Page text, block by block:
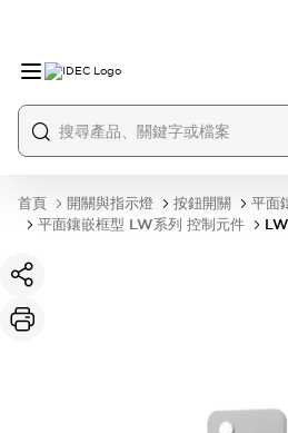
首頁 開關與指示燈 按鈕開關
平面
平面鑲嵌框型 LW系列 控制元件